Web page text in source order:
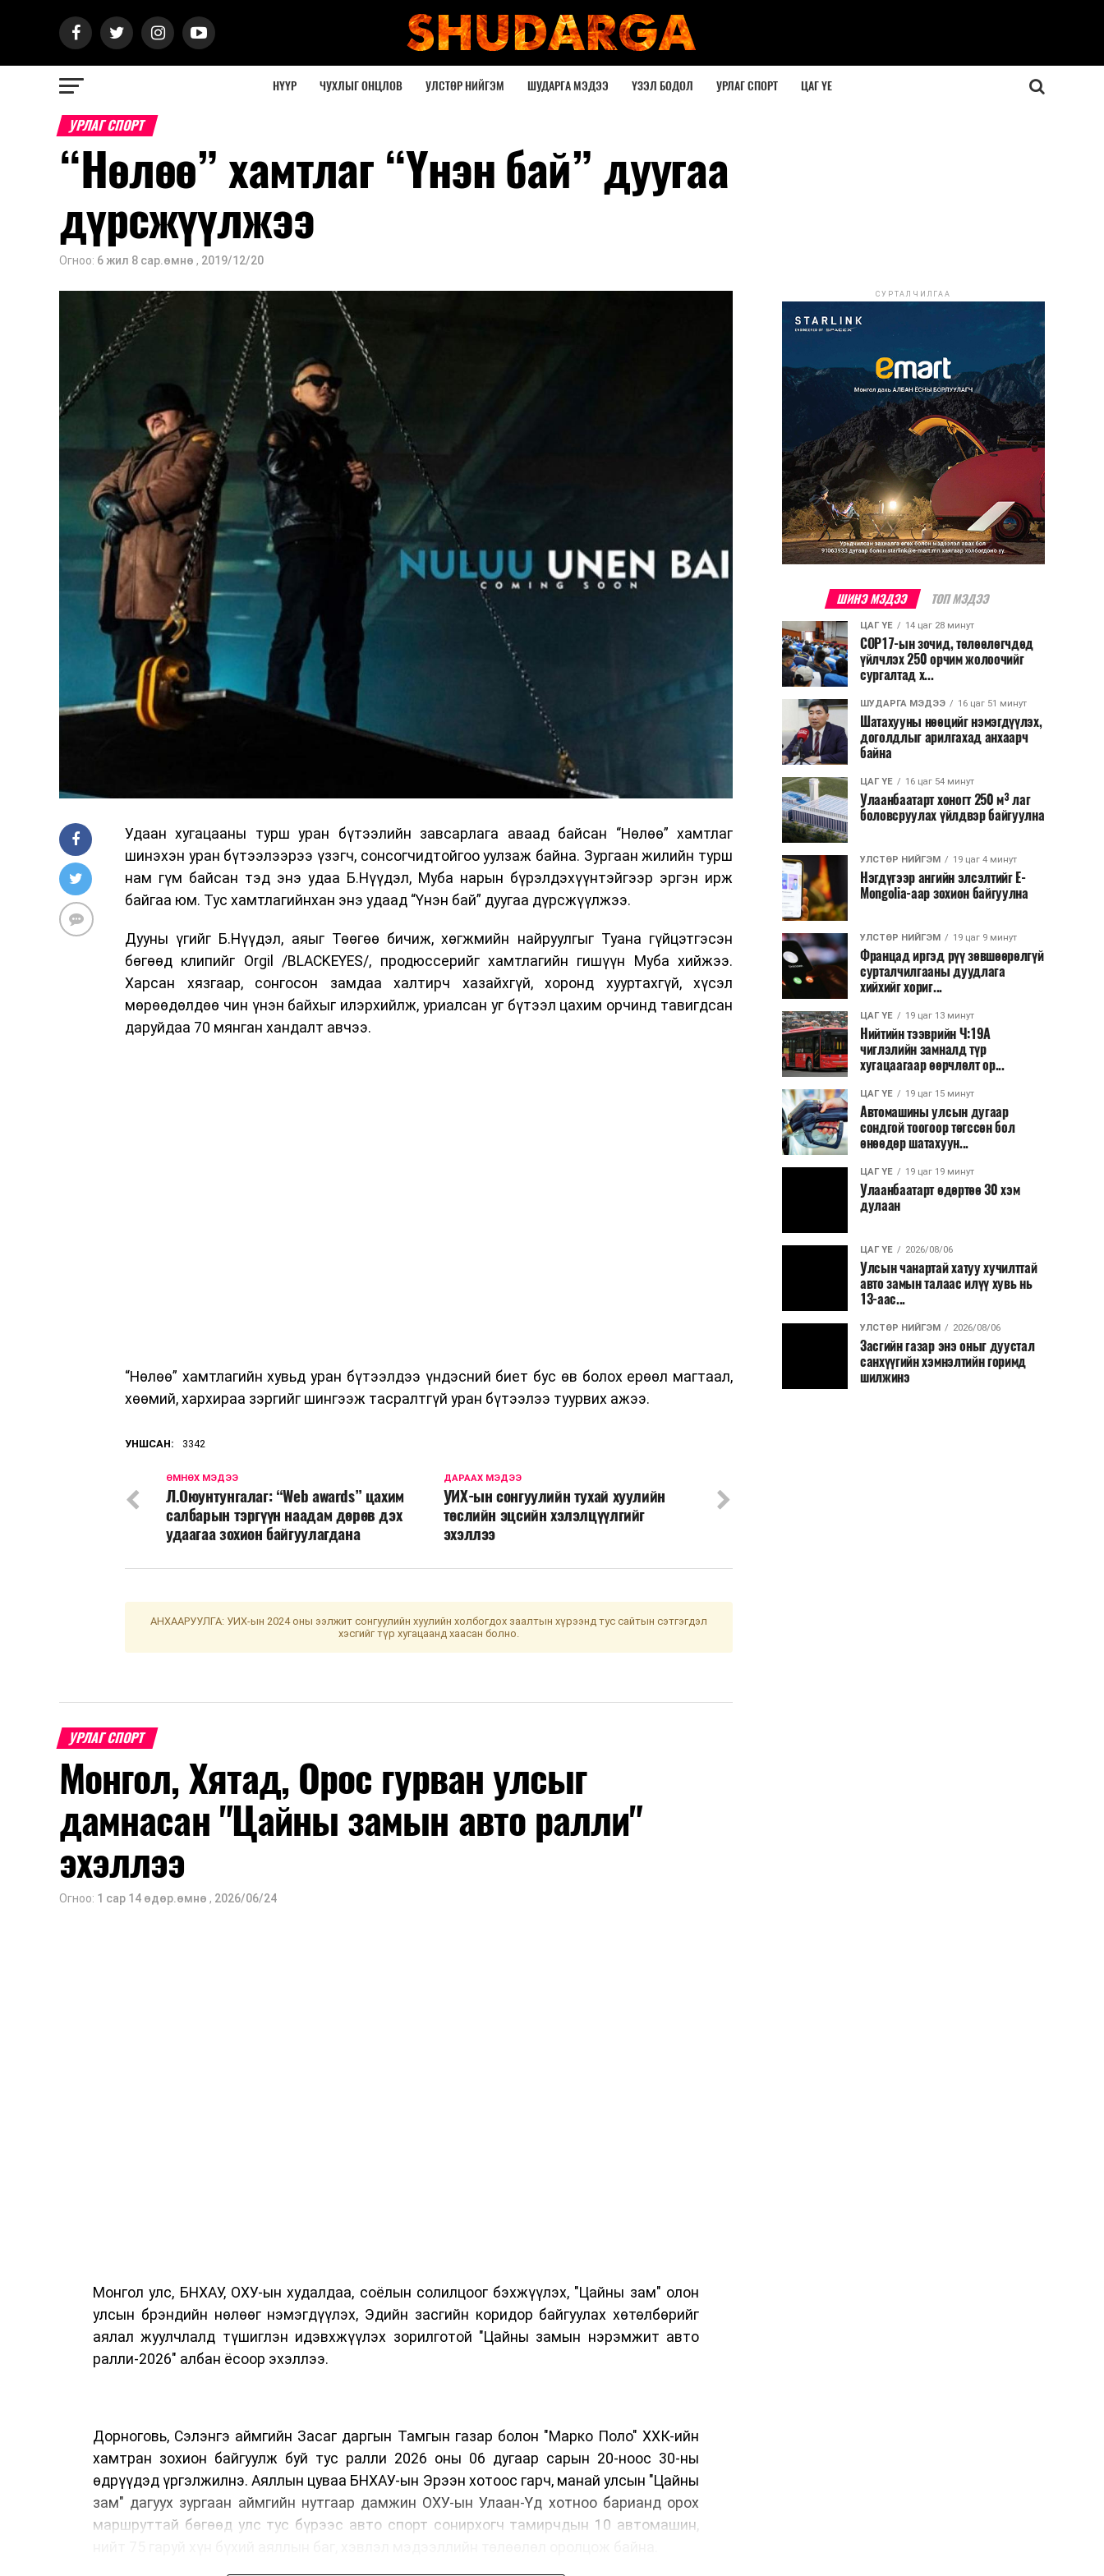
НҮҮР ЧУХЛЫГ ОНЦЛОВ УЛСТӨР НИЙГЭМ ШУДАРГА МЭДЭЭ ҮЗЭЛ БОДОЛ УРЛАГ СПОРТ ЦАГ ҮЕ
УРЛАГ СПОРТ
“Нөлөө” хамтлаг “Үнэн бай” дуугаа
дүрсжүүлжээ
Огноо: 6 жил 8 сар.өмнө , 2019/12/20
Удаан хугацааны турш уран бүтээлийн завсарлага аваад байсан “Нөлөө” хамтлаг
шинэхэн уран бүтээлээрээ үзэгч, сонсогчидтойгоо уулзаж байна. Зургаан жилийн турш
нам гүм байсан тэд энэ удаа Б.Нүүдэл, Муба нарын бүрэлдэхүүнтэйгээр эргэн ирж
байгаа юм. Тус хамтлагийнхан энэ удаад “Үнэн бай” дуугаа дүрсжүүлжээ.
Дууны үгийг Б.Нүүдэл, аяыг Төөгөө бичиж, хөгжмийн найруулгыг Туана гүйцэтгэсэн
бөгөөд клипийг Orgil /BLACKEYES/, продюссерийг хамтлагийн гишүүн Муба хийжээ.
Харсан хязгаар, сонгосон замдаа халтирч хазайхгүй, хоронд хууртахгүй, хүсэл
мөрөөдөлдөө чин үнэн байхыг илэрхийлж, уриалсан уг бүтээл цахим орчинд тавигдсан
даруйдаа 70 мянган хандалт авчээ.
“Нөлөө” хамтлагийн хувьд уран бүтээлдээ үндэсний биет бус өв болох ерөөл магтаал,
хөөмий, хархираа зэргийг шингээж тасралтгүй уран бүтээлээ туурвих ажээ.
УНШСАН: 3342
ДАРААХ МЭДЭЭ
УИХ-ын сонгуулийн тухай хуулийн
төслийн эцсийн хэлэлцүүлгийг
эхэллээ
ӨМНӨХ МЭДЭЭ
Л.Оюунтунгалаг: “Web awards” цахим
салбарын тэргүүн наадам дөрөв дэх
удаагаа зохион байгуулагдана
АНХААРУУЛГА: УИХ-ын 2024 оны ээлжит сонгуулийн хуулийн холбогдох заалтын хүрээнд тус сайтын сэтгэгдэл
хэсгийг түр хугацаанд хаасан болно.
УРЛАГ СПОРТ
Монгол, Хятад, Орос гурван улсыг
дамнасан "Цайны замын авто ралли"
эхэллээ
Огноо: 1 сар 14 өдөр.өмнө , 2026/06/24
Монгол улс, БНХАУ, ОХУ-ын худалдаа, соёлын солилцоог бэхжүүлэх, "Цайны зам" олон
улсын брэндийн нөлөөг нэмэгдүүлэх, Эдийн засгийн коридор байгуулах хөтөлбөрийг
аялал жуулчлалд түшиглэн идэвхжүүлэх зорилготой "Цайны замын нэрэмжит авто
ралли-2026" албан ёсоор эхэллээ.
Дорноговь, Сэлэнгэ аймгийн Засаг даргын Тамгын газар болон "Марко Поло" ХХК-ийн
хамтран зохион байгуулж буй тус ралли 2026 оны 06 дугаар сарын 20-ноос 30-ны
өдрүүдэд үргэлжилнэ. Аяллын цуваа БНХАУ-ын Эрээн хотоос гарч, манай улсын "Цайны
зам" дагуух зургаан аймгийн нутгаар дамжин ОХУ-ын Улаан-Үд хотноо барианд орох
маршруттай бөгөөд улс тус бүрээс авто спорт сонирхогч тамирчдын 10 автомашин,
СУРТАЛЧИЛГАА
ШИНЭ МЭДЭЭ ТОП МЭДЭЭ
ЦАГ ҮЕ 14 цаг 28 минут
COP17-ын зочид, төлөөлөгчдөд
үйлчлэх 250 орчим жолоочийг
сургалтад х...
ШУДАРГА МЭДЭЭ 16 цаг 51 минут
Шатахууны нөөцийг нэмэгдүүлэх,
доголдлыг арилгахад анхаарч
байна
ЦАГ ҮЕ 16 цаг 54 минут
Улаанбаатарт хоногт 250 м³ лаг
боловсруулах үйлдвэр байгуулна
УЛСТӨР НИЙГЭМ 19 цаг 4 минут
Нэгдүгээр ангийн элсэлтийг E-
Mongolia-аар зохион байгуулна
УЛСТӨР НИЙГЭМ 19 цаг 9 минут
Францад иргэд рүү зөвшөөрөлгүй
сурталчилгааны дуудлага
хийхийг хориг...
ЦАГ ҮЕ 19 цаг 13 минут
Нийтийн тээврийн Ч:19А
чиглэлийн замналд түр
хугацаагаар өөрчлөлт ор...
ЦАГ ҮЕ 19 цаг 15 минут
Автомашины улсын дугаар
сондгой тоогоор төгссөн бол
өнөөдөр шатахуун...
ЦАГ ҮЕ 19 цаг 19 минут
Улаанбаатарт өдөртөө 30 хэм
дулаан
ЦАГ ҮЕ 2026/08/06
Улсын чанартай хатуу хучилттай
авто замын талаас илүү хувь нь
13-аас...
УЛСТӨР НИЙГЭМ 2026/08/06
Засгийн газар энэ оныг дуустал
санхүүгийн хэмнэлтийн горимд
шилжинэ